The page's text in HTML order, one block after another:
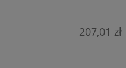
207,01 zł